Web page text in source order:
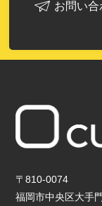
お問い合
〒810-0074
福岡市中央区大手